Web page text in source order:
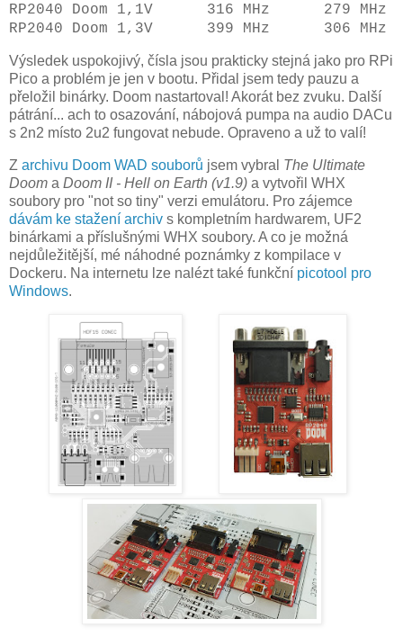
RP2040 Doom 1,1V 316 MHz 279 MHz
RP2040 Doom 1,3V 399 MHz 306 MHz
Výsledek uspokojivý, čísla jsou prakticky stejná jako pro RPi
Pico a problém je jen v bootu. Přidal jsem tedy pauzu a
přeložil binárky. Doom nastartoval! Akorát bez zvuku. Další
pátrání... ach to osazování, nábojová pumpa na audio DACu
s 2n2 místo 2u2 fungovat nebude. Opraveno a už to valí!
Z archivu Doom WAD souborů jsem vybral The Ultimate
Doom a Doom II - Hell on Earth (v1.9) a vytvořil WHX
soubory pro "not so tiny" verzi emulátoru. Pro zájemce
dávám ke stažení archiv s kompletním hardwarem, UF2
binárkami a příslušnými WHX soubory. A co je možná
nejdůležitější, mé náhodné poznámky z kompilace v
Dockeru. Na internetu lze nalézt také funkční picotool pro
Windows.